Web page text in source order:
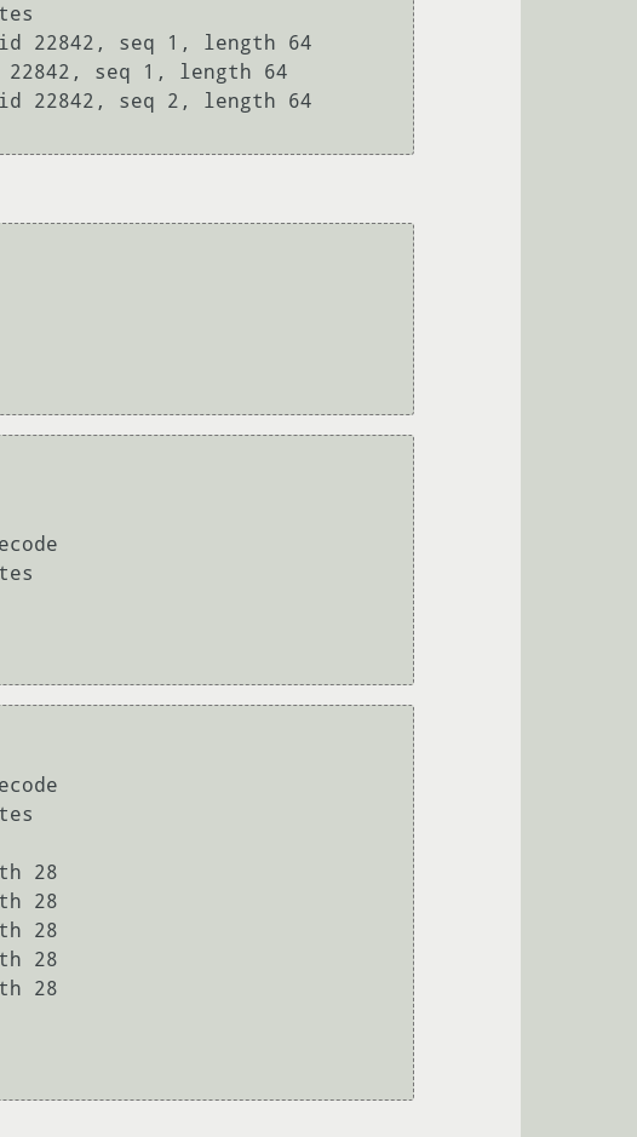
22842, seq 1, length 64
seq 1, length 64
22842, seq 2, length 64
28
28
28
28
28